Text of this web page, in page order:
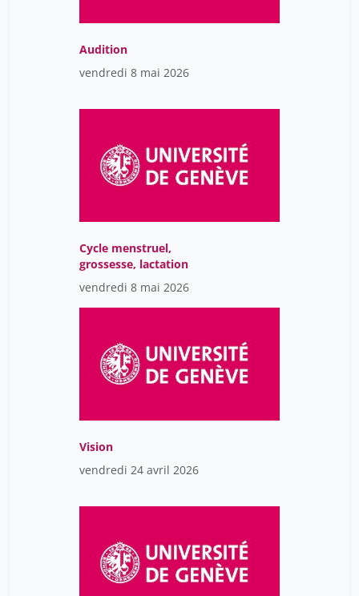
Audition
vendredi 8 mai 2026
Cycle menstruel,
grossesse, lactation
vendredi 8 mai 2026
Vision
vendredi 24 avril 2026